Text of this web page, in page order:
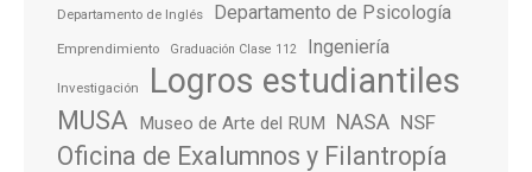
Departamento de Inglés Departamento de Psicología
Emprendimiento Graduación Clase 112 Ingeniería
Investigación Logros estudiantiles
MUSA Museo de Arte del RUM NASA NSF
Oficina de Exalumnos y Filantropía